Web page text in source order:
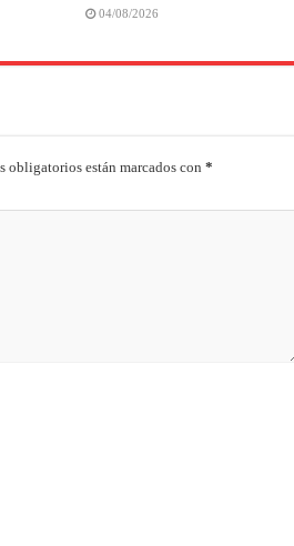
04/08/2026
obligatorios están marcados con *